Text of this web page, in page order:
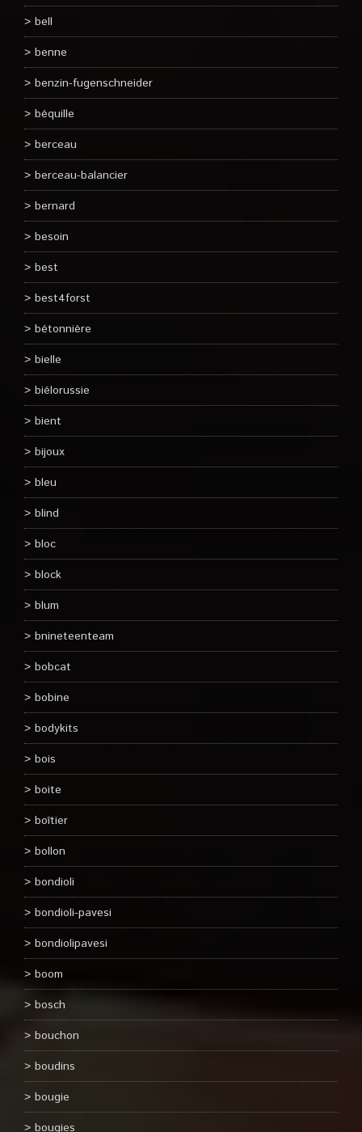
bell
benne
benzin-fugenschneider
béquille
berceau
berceau-balancier
bernard
besoin
best
best4forst
bétonnière
bielle
biélorussie
bient
bijoux
bleu
blind
bloc
block
blum
bnineteenteam
bobcat
bobine
bodykits
bois
boite
boîtier
bollon
bondioli
bondioli-pavesi
bondiolipavesi
boom
bosch
bouchon
boudins
bougie
bougies